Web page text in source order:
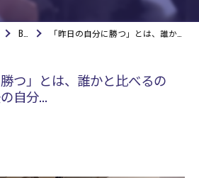
BLOG 「昨日の自分に勝つ」とは、誰かと比べるのではなく、過去の自分...
勝つ」とは、誰かと比べるの
自分...